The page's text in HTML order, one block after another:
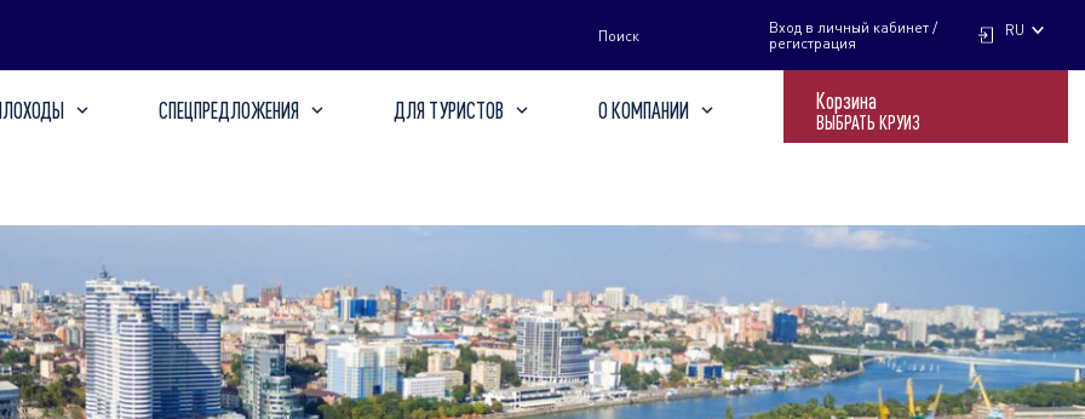
Поиск
Вход в личный кабинет /
регистрация
RU
СПЕЦПРЕДЛОЖЕНИЯ ДЛЯ ТУРИСТОВ О КОМПАНИИ Корзина
ВЫБРАТЬ КРУИЗ